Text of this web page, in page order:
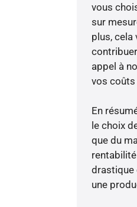
vous
sur
plus,
appel à
vos coûts
En
le choix
que du
drastique
une